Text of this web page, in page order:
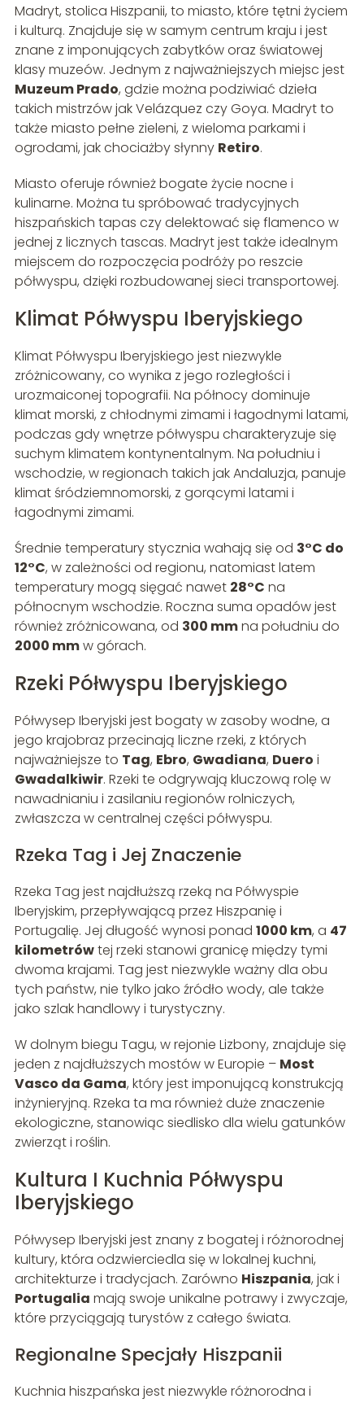
Madryt, stolica Hiszpanii, to miasto, które tętni życiem
i kulturą. Znajduje się w samym centrum kraju i jest
znane z imponujących zabytków oraz światowej
klasy muzeów. Jednym z najważniejszych miejsc jest
Muzeum Prado, gdzie można podziwiać dzieła
takich mistrzów jak Velázquez czy Goya. Madryt to
także miasto pełne zieleni, z wieloma parkami i
ogrodami, jak chociażby słynny Retiro.
Miasto oferuje również bogate życie nocne i
kulinarne. Można tu spróbować tradycyjnych
hiszpańskich tapas czy delektować się flamenco w
jednej z licznych tascas. Madryt jest także idealnym
miejscem do rozpoczęcia podróży po reszcie
półwyspu, dzięki rozbudowanej sieci transportowej.
Klimat Półwyspu Iberyjskiego
Klimat Półwyspu Iberyjskiego jest niezwykle
zróżnicowany, co wynika z jego rozległości i
urozmaiconej topografii. Na północy dominuje
klimat morski, z chłodnymi zimami i łagodnymi latami,
podczas gdy wnętrze półwyspu charakteryzuje się
suchym klimatem kontynentalnym. Na południu i
wschodzie, w regionach takich jak Andaluzja, panuje
klimat śródziemnomorski, z gorącymi latami i
łagodnymi zimami.
Średnie temperatury stycznia wahają się od 3°C do
12°C, w zależności od regionu, natomiast latem
temperatury mogą sięgać nawet 28°C na
północnym wschodzie. Roczna suma opadów jest
również zróżnicowana, od 300 mmna południu do
2000 mmw górach.
Rzeki Półwyspu Iberyjskiego
Półwysep Iberyjski jest bogaty w zasoby wodne, a
jego krajobraz przecinają liczne rzeki, z których
najważniejsze to Tag, Ebro, Gwadiana, Duero i
Gwadalkiwir. Rzeki te odgrywają kluczową rolę w
nawadnianiu i zasilaniu regionów rolniczych,
zwłaszcza w centralnej części półwyspu.
Rzeka Tag i Jej Znaczenie
Rzeka Tag jest najdłuższą rzeką na Półwyspie
Iberyjskim, przepływającą przez Hiszpanię i
Portugalię. Jej długość wynosi ponad 1000 km, a 47
kilometrówtej rzeki stanowi granicę między tymi
dwoma krajami. Tag jest niezwykle ważny dla obu
tych państw, nie tylko jako źródło wody, ale także
jako szlak handlowy i turystyczny.
W dolnym biegu Tagu, w rejonie Lizbony, znajduje się
jeden z najdłuższych mostów w Europie – Most
Vasco da Gama, który jest imponującą konstrukcją
inżynieryjną. Rzeka ta ma również duże znaczenie
ekologiczne, stanowiąc siedlisko dla wielu gatunków
zwierząt i roślin.
Kultura I Kuchnia Półwyspu
Iberyjskiego
Półwysep Iberyjski jest znany z bogatej i różnorodnej
kultury, która odzwierciedla się w lokalnej kuchni,
architekturze i tradycjach. Zarówno Hiszpania, jak i
Portugalia mają swoje unikalne potrawy i zwyczaje,
które przyciągają turystów z całego świata.
Regionalne Specjały Hiszpanii
Kuchnia hiszpańska jest niezwykle różnorodna i